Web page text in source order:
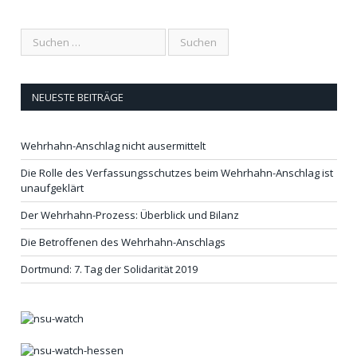
NEUESTE BEITRÄGE
Wehrhahn-Anschlag nicht ausermittelt
Die Rolle des Verfassungsschutzes beim Wehrhahn-Anschlag ist
unaufgeklärt
Der Wehrhahn-Prozess: Überblick und Bilanz
Die Betroffenen des Wehrhahn-Anschlags
Dortmund: 7. Tag der Solidarität 2019